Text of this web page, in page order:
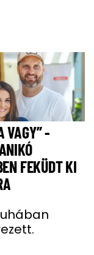
VAGY” -
FEKÜDT KI